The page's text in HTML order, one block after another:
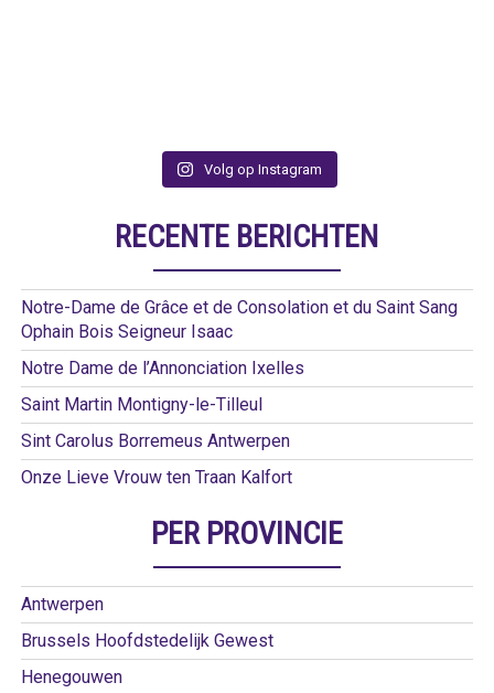
Volg op Instagram
RECENTE BERICHTEN
Notre-Dame de Grâce et de Consolation et du Saint Sang
Ophain Bois Seigneur Isaac
Notre Dame de l’Annonciation Ixelles
Saint Martin Montigny-le-Tilleul
Sint Carolus Borremeus Antwerpen
Onze Lieve Vrouw ten Traan Kalfort
PER PROVINCIE
Antwerpen
Brussels Hoofdstedelijk Gewest
Henegouwen